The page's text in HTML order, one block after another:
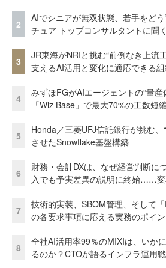
2
AIでシニアが無双状態、若手をど
チュア トップコンサルタントに聞く
3
JR東海がNRIと挑む“前例なき上
支えるAI活用と変化に適応できる
4
みずほFGがAIエージェントの“量
「Wiz Base」で最大70%の工数短
5
Honda／三菱UFJ信託銀行が挑む、
させたSnowflake基盤構築
6
財務・会計DXは、なぜ経営判断
入でも予実差異の説明に終始……
7
技術的実装、SBOM管理、そして
の各要求事項に応える実務のポイン
8
全社AI活用率99％のMIXIは、いか
るのか？CTOが語るインフラ運用